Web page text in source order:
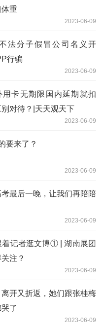
体重
2023-06-09
法分子假冒公司名义开
行骗
2023-06-09
用卡无期限国内延期就扣
对待？|天天观天下
2023-06-09
要来了？
2023-06-09
最后一晚，让我们再陪陪
2023-06-09
着记者逛文博① | 湖南展团
注？
2023-06-09
开又折返，她们跟张桂梅
了
2023-06-09